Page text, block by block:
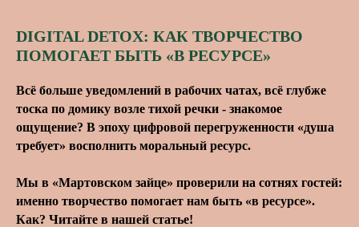
DIGITAL DETOX: КАК ТВОРЧЕСТВО
ПОМОГАЕТ БЫТЬ «В РЕСУРСЕ»
Всё больше уведомлений в рабочих чатах, всё глубже
тоска по домику возле тихой речки - знакомое
ощущение? В эпоху цифровой перегруженности «душа
требует» восполнить моральный ресурс.
Мы в «Мартовском зайце» проверили на сотнях гостей:
именно творчество помогает нам быть «в ресурсе».
Как? Читайте в нашей статье!